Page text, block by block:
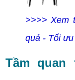
>>>> Xem
quả - Tối
Tầm quan